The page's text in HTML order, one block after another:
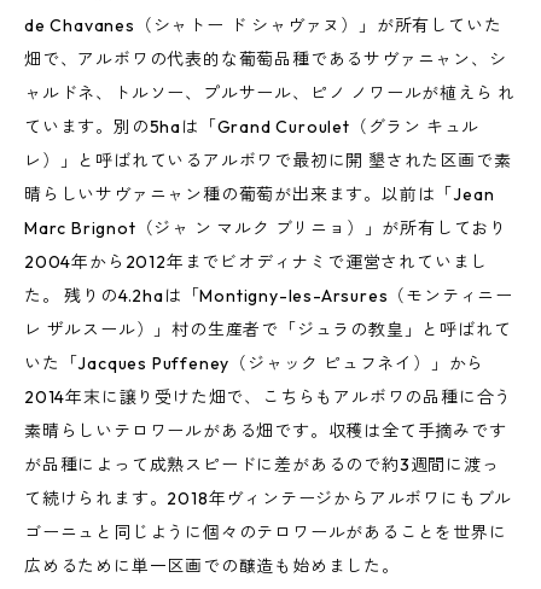
de Chavanes（シャトー ド シャヴァヌ）」が所有していた
畑で、アルボワの代表的な葡萄品種であるサヴァニャン、シ
ャルドネ、トルソー、プルサール、ピノ ノワールが植えら れ
ています。別の5haは「Grand Curoulet（グラン キュル
レ）」と呼ばれているアルボワで最初に開 墾された区画で素
晴らしいサヴァニャン種の葡萄が出来ます。以前は「Jean
Marc Brignot（ジャ ン マルク ブリニョ）」が所有しており
2004年から2012年までビオディナミで運営されていまし
た。 残りの4.2haは「Montigny-les-Arsures（モンティニー
レ ザルスール）」村の生産者で「ジュラの教皇」と呼ばれて
いた「Jacques Puffeney（ジャック ピュフネイ）」から
2014年末に譲り受けた畑で、こちらもアルボワの品種に合う
素晴らしいテロワールがある畑です。収穫は全て手摘みです
が品種によって成熟スピードに差があるので約3週間に渡っ
て続けられます。2018年ヴィンテージからアルボワにもブル
ゴーニュと同じように個々のテロワールがあることを世界に
広めるために単一区画での醸造も始めました。